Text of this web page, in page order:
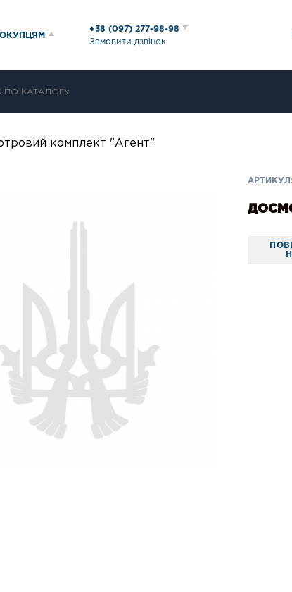
+38 (097) 277-98-98
Замовити дзвінок
комплект "Агент"